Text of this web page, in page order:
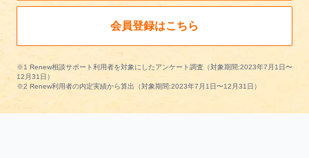
会員登録はこちら
※1 Renew相談サポート利用者を対象にしたアンケート調査（対象期間:2023年7月1日〜
12月31日）
※2 Renew利用者の内定実績から算出（対象期間:2023年7月1日〜12月31日）